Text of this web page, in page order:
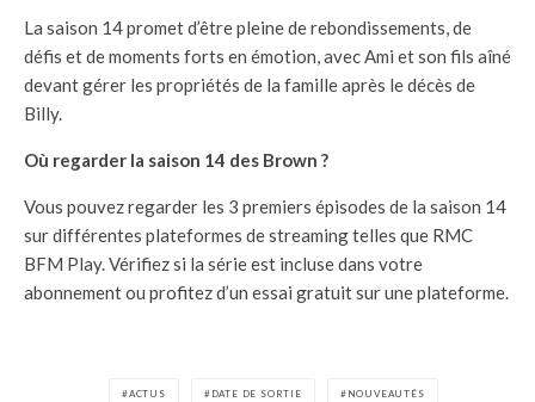
La saison 14 promet d’être pleine de rebondissements, de
défis et de moments forts en émotion, avec Ami et son fils aîné
devant gérer les propriétés de la famille après le décès de
Billy.
Où regarder la saison 14 des Brown ?
Vous pouvez regarder les 3 premiers épisodes de la saison 14
sur différentes plateformes de streaming telles que RMC
BFM Play. Vérifiez si la série est incluse dans votre
abonnement ou profitez d’un essai gratuit sur une plateforme.
ACTUS DATE DE SORTIE NOUVEAUTÉS